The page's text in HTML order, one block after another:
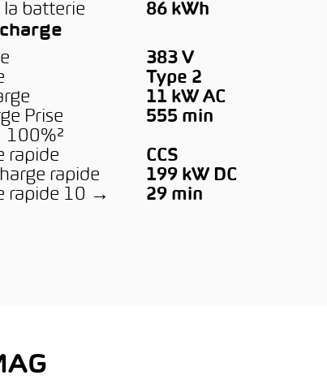
la batterie
86 kWh
383 V
Type 2
11 kW AC
Prise
555 min
rapide
CCS
rapide
199 kW DC
rapide 10 →
29 min